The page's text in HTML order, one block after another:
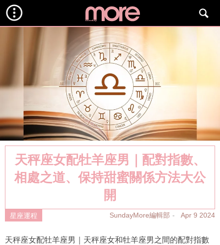
天秤座女配牡羊座男｜配對指數、
相處之道、保持甜蜜關係方法大公
開
星座運程 SundayMore編輯部 Apr 9 2024
天秤座女配牡羊座男｜天秤座女和牡羊座男之間的配對指數